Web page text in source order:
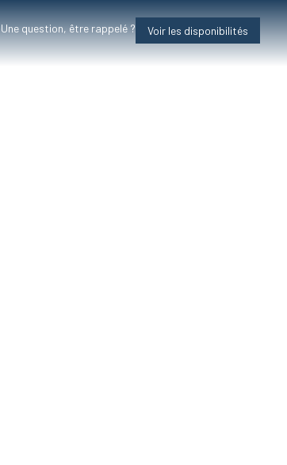
Une question, être rappelé ? Voir les disponibilités